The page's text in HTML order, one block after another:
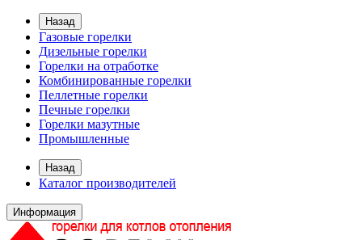
Назад
Газовые горелки
Дизельные горелки
Горелки на отработке
Комбинированные горелки
Пеллетные горелки
Печные горелки
Горелки мазутные
Промышленные
Назад
Каталог производителей
Информация